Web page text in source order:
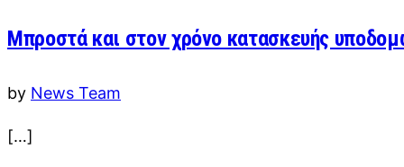
Μπροστά και στον χρόνο κατασκευής
by News Team
[…]